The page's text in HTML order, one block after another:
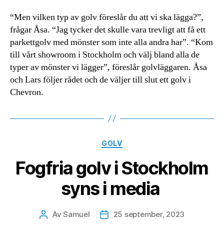
“Men vilken typ av golv föreslår du att vi ska lägga?”,
frågar Åsa. “Jag tycker det skulle vara trevligt att få ett
parkettgolv med mönster som inte alla andra har”. “Kom
till vårt showroom i Stockholm och välj bland alla de
typer av mönster vi lägger”, föreslår golvläggaren. Åsa
och Lars följer rådet och de väljer till slut ett golv i
Chevron.
Kategorier
GOLV
Fogfria golv i Stockholm
syns i media
Inläggsförfattare
AvSamuel Inläggsdatum
25 september, 2023